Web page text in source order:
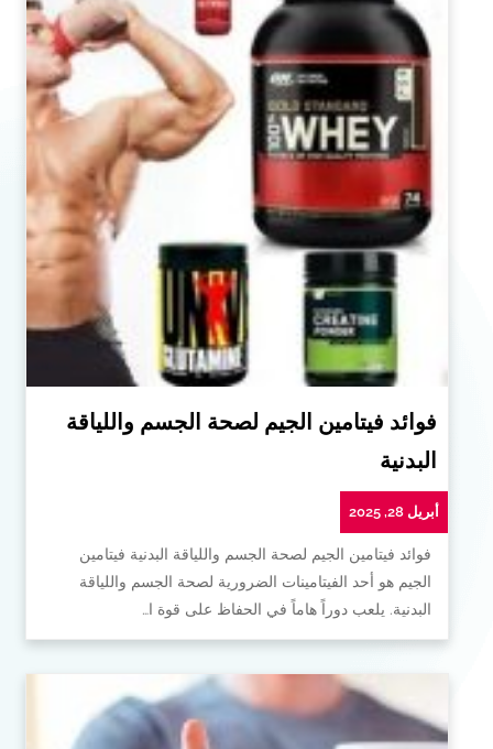
فوائد فيتامين الجيم لصحة الجسم واللياقة
البدنية
أبريل 28, 2025
فوائد فيتامين الجيم لصحة الجسم واللياقة البدنية فيتامين
الجيم هو أحد الفيتامينات الضرورية لصحة الجسم واللياقة
البدنية. يلعب دوراً هاماً في الحفاظ على قوة ا…